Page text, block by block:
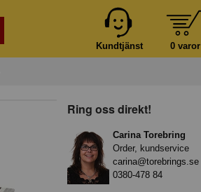
0 varor
Kundtjänst
Ring oss direkt!
Carina Torebring
Order, kundservice
carina@torebrings.se
0380-478 84